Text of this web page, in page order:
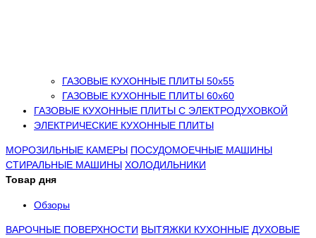
ГАЗОВЫЕ КУХОННЫЕ ПЛИТЫ 50х55
ГАЗОВЫЕ КУХОННЫЕ ПЛИТЫ 60х60
ГАЗОВЫЕ КУХОННЫЕ ПЛИТЫ С ЭЛЕКТРОДУХОВКОЙ
ЭЛЕКТРИЧЕСКИЕ КУХОННЫЕ ПЛИТЫ
МОРОЗИЛЬНЫЕ КАМЕРЫ ПОСУДОМОЕЧНЫЕ МАШИНЫ
СТИРАЛЬНЫЕ МАШИНЫ ХОЛОДИЛЬНИКИ
Товар дня
Обзоры
ВАРОЧНЫЕ ПОВЕРХНОСТИ ВЫТЯЖКИ КУХОННЫЕ ДУХОВЫЕ